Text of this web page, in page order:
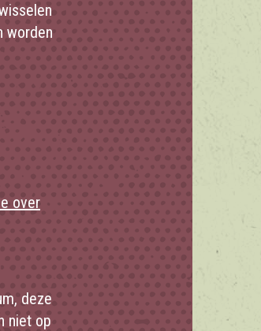
worden
over
deze
niet op